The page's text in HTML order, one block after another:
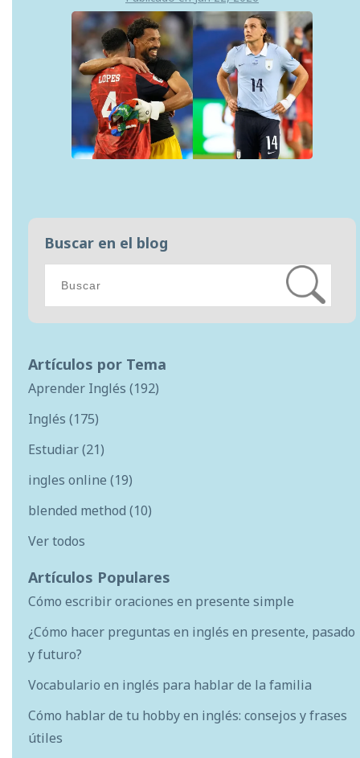
Buscar en el blog
Artículos por Tema
Aprender Inglés (192)
Inglés (175)
Estudiar(21)
ingles online (19)
blended method (10)
Ver todos
Artículos Populares
Cómo escribir oraciones en presente simple
¿Cómo hacer preguntas en inglés en presente, pasado
y futuro?
Vocabulario en inglés para hablar de la familia
Cómo hablar de tu hobby en inglés: consejos y frases
útiles